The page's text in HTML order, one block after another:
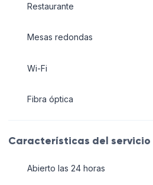
Restaurante
Mesas redondas
Wi-Fi
Fibra óptica
Características del servicio
Abierto las 24 horas